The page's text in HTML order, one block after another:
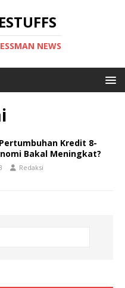
NEWS
Kredit 8-
Bakal Meningkat?
Redaksi